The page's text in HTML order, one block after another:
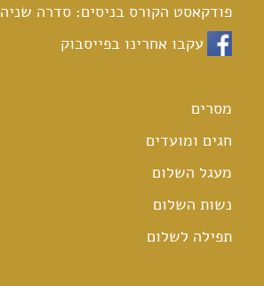
פודקאסט הקורס בניסים: סדרה שניה
עקבו אחרינו בפייסבוק
מסרים
חגים ומועדים
מעגל השלום
נשות השלום
תפילה לשלום